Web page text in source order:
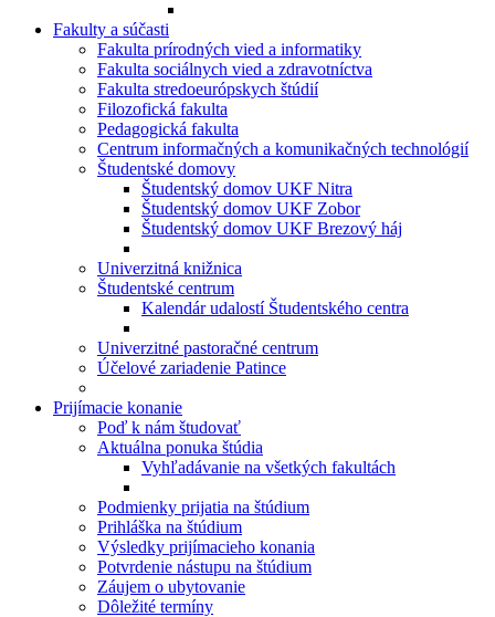
Fakulty a súčasti
Fakulta prírodných vied a informatiky
Fakulta sociálnych vied a zdravotníctva
Fakulta stredoeurópskych štúdií
Filozofická fakulta
Pedagogická fakulta
Centrum informačných a komunikačných technológií
Študentské domovy
Študentský domov UKF Nitra
Študentský domov UKF Zobor
Študentský domov UKF Brezový háj
Univerzitná knižnica
Študentské centrum
Kalendár udalostí Študentského centra
Univerzitné pastoračné centrum
Účelové zariadenie Patince
Prijímacie konanie
Poď k nám študovať
Aktuálna ponuka štúdia
Vyhľadávanie na všetkých fakultách
Podmienky prijatia na štúdium
Prihláška na štúdium
Výsledky prijímacieho konania
Potvrdenie nástupu na štúdium
Záujem o ubytovanie
Dôležité termíny